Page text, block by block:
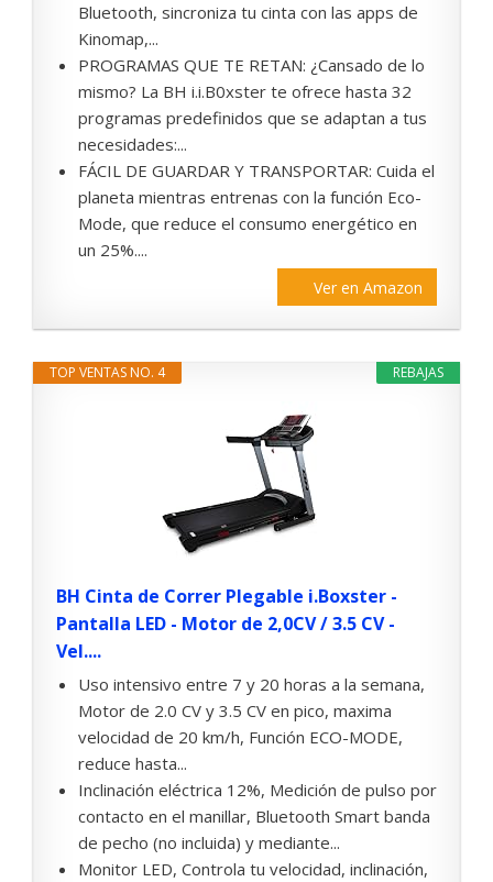
Bluetooth, sincroniza tu cinta con las apps de
Kinomap,...
PROGRAMAS QUE TE RETAN: ¿Cansado de lo
mismo? La BH i.i.B0xster te ofrece hasta 32
programas predefinidos que se adaptan a tus
necesidades:...
FÁCIL DE GUARDAR Y TRANSPORTAR: Cuida el
planeta mientras entrenas con la función Eco-
Mode, que reduce el consumo energético en
un 25%....
Ver en Amazon
REBAJAS
TOP VENTAS NO. 4
BH Cinta de Correr Plegable i.Boxster -
Pantalla LED - Motor de 2,0CV / 3.5 CV -
Vel....
Uso intensivo entre 7 y 20 horas a la semana,
Motor de 2.0 CV y 3.5 CV en pico, maxima
velocidad de 20 km/h, Función ECO-MODE,
reduce hasta...
Inclinación eléctrica 12%, Medición de pulso por
contacto en el manillar, Bluetooth Smart banda
de pecho (no incluida) y mediante...
Monitor LED, Controla tu velocidad, inclinación,